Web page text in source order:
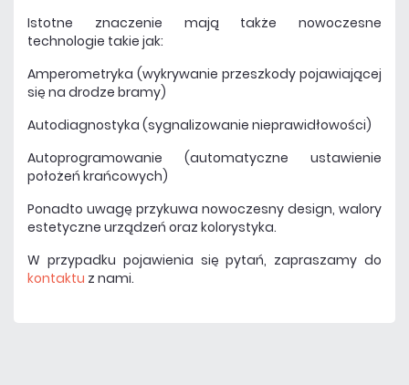
Istotne znaczenie mają także nowoczesne
technologie takie jak:
Amperometryka (wykrywanie przeszkody pojawiającej
się na drodze bramy)
Autodiagnostyka (sygnalizowanie nieprawidłowości)
Autoprogramowanie (automatyczne ustawienie
położeń krańcowych)
Ponadto uwagę przykuwa nowoczesny design, walory
estetyczne urządzeń oraz kolorystyka.
W przypadku pojawienia się pytań, zapraszamy do
kontaktu z nami.